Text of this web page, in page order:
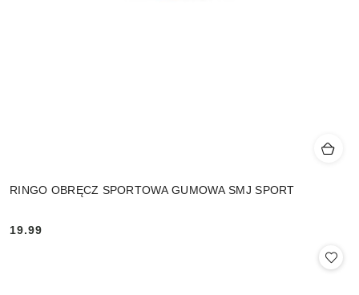
RINGO OBRĘCZ SPORTOWA GUMOWA SMJ SPORT
19.99